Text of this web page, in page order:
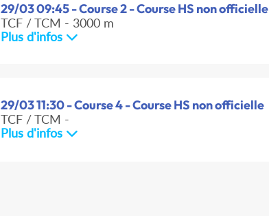
29/03 09:45 - Course 2 - Course HS non officielle
TCF / TCM - 3000 m
Plus d'infos
29/03 11:30 - Course 4 - Course HS non officielle
TCF / TCM -
Plus d'infos